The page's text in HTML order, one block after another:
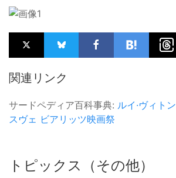
関連リンク
サードペディア百科事典: ルイ·ヴィトン
スヴェ ビアリッツ映画祭
トピックス（その他）